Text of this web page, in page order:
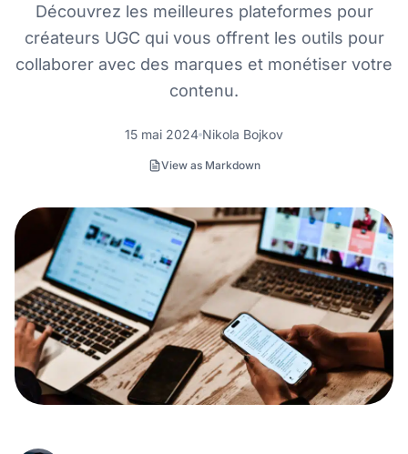
Découvrez les meilleures plateformes pour
créateurs UGC qui vous offrent les outils pour
collaborer avec des marques et monétiser votre
contenu.
15 mai 2024 Nikola Bojkov
View as Markdown